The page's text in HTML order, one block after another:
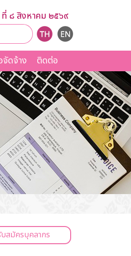
ที่ ๘ สิงหาคม ๒๕๖๙
จัดจ้าง ติดต่อ
สมัครบุคลากร